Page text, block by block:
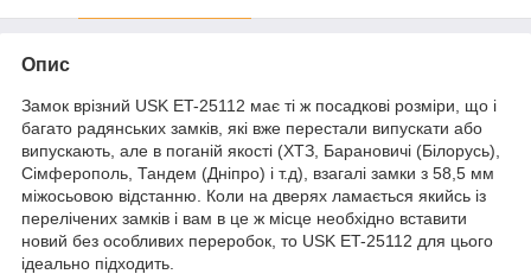
Опис
Замок врізний USK ET-25112 має ті ж посадкові розміри, що і
багато радянських замків, які вже перестали випускати або
випускають, але в поганій якості (ХТЗ, Барановичі (Білорусь),
Сімферополь, Тандем (Дніпро) і т.д), взагалі замки з 58,5 мм
міжосьовою відстанню. Коли на дверях ламається якийсь із
перелічених замків і вам в це ж місце необхідно вставити
новий без особливих переробок, то USK ET-25112 для цього
ідеально підходить.